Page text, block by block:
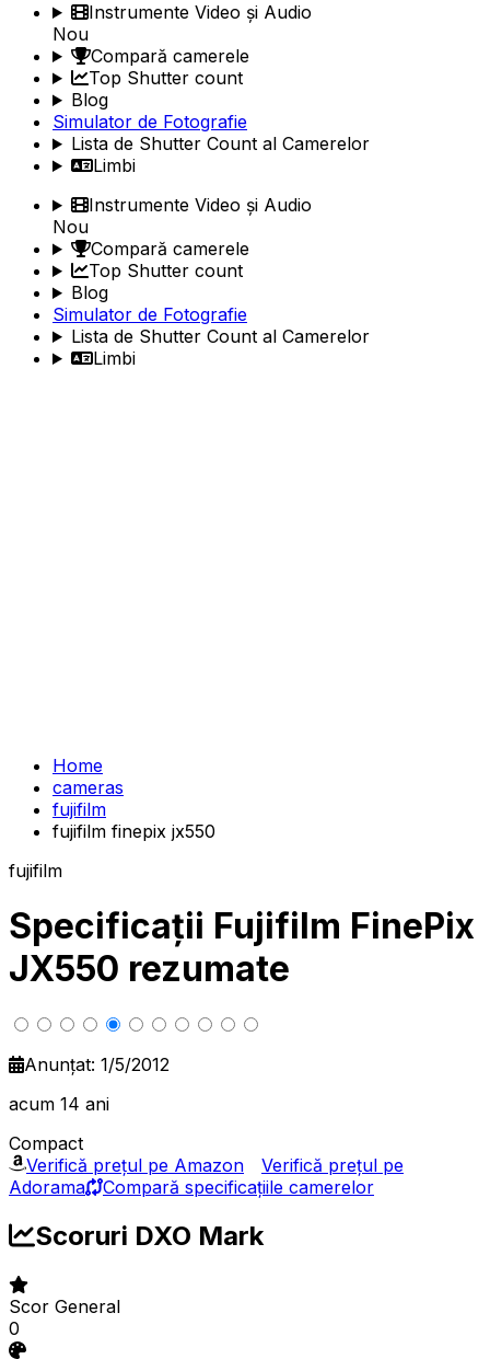
Instrumente Video și Audio
Nou
Compară camerele
Top Shutter count
Blog
Simulator de Fotografie
Lista de Shutter Count al Camerelor
Limbi
Instrumente Video și Audio
Nou
Compară camerele
Top Shutter count
Blog
Simulator de Fotografie
Lista de Shutter Count al Camerelor
Limbi
Home
cameras
fujifilm
fujifilm finepix jx550
fujifilm
Specificații Fujifilm FinePix
JX550 rezumate
Anunțat: 1/5/2012
acum 14 ani
Compact
Verifică prețul pe Amazon
Verifică prețul pe
Adorama
Compară specificațiile camerelor
Scoruri DXO Mark
Scor General
0